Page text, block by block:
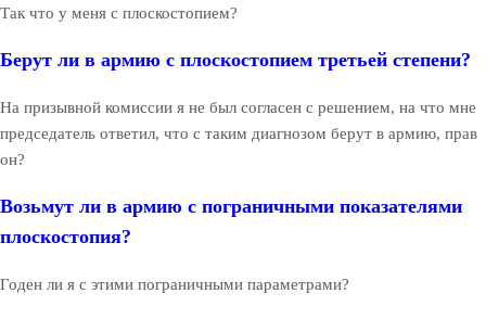
Так что у меня с плоскостопием?
Берут ли в армию с плоскостопием третьей степени?
На призывной комиссии я не был согласен с решением, на что мне
председатель ответил, что с таким диагнозом берут в армию, прав
он?
Возьмут ли в армию с пограничными показателями
плоскостопия?
Годен ли я с этими пограничными параметрами?